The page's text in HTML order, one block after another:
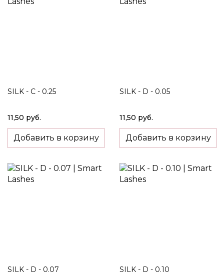
SILK - C - 0.25
11,50 руб.
Добавить в корзину
SILK - D - 0.05
11,50 руб.
Добавить в корзину
SILK - D - 0.07 SILK - D - 0.10